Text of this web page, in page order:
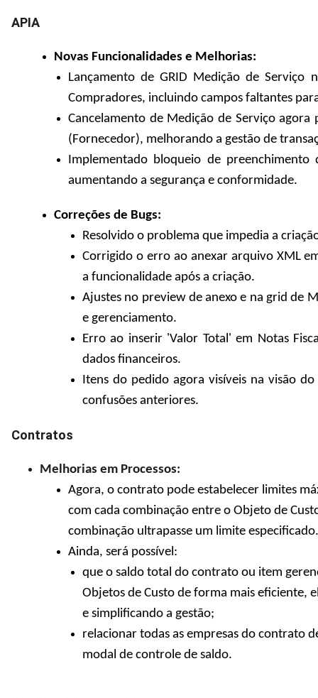
APIA
Novas Funcionalidades e Melhorias:
Lançamento de GRID Medição de Serviço
Compradores, incluindo campos faltantes
Cancelamento de Medição de Serviço
(Fornecedor), melhorando a gestão de
Implementado bloqueio de
aumentando a segurança e conformidade.
Correções de Bugs:
Resolvido o problema que impedia a
Corrigido o erro ao anexar arquivo XML
a funcionalidade após a criação.
Ajustes no preview de anexo e na grid de
e gerenciamento.
Erro ao inserir 'Valor Total' em Notas
dados financeiros.
Itens do pedido agora visíveis na visão
confusões anteriores.
Contratos
Melhorias em Processos:
Agora, o contrato pode estabelecer limites
com cada combinação entre o Objeto de
combinação ultrapasse um limite especificado.
Ainda, será possível:
que o saldo total do contrato ou item
Objetos de Custo de forma mais eficiente,
e simplificando a gestão;
relacionar todas as empresas do contrato
modal de controle de saldo.